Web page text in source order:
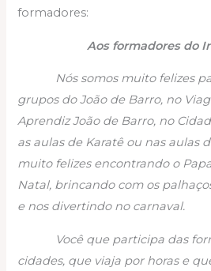
formadores:
Aos formadores do
Nós somos muito felizes
grupos do João de Barro, no
Aprendiz João de Barro, no
as aulas de Karatê ou nas aulas
muito felizes encontrando o
Natal, brincando com os
e nos divertindo no carnaval.
Você que participa das
cidades, que viaja por horas e